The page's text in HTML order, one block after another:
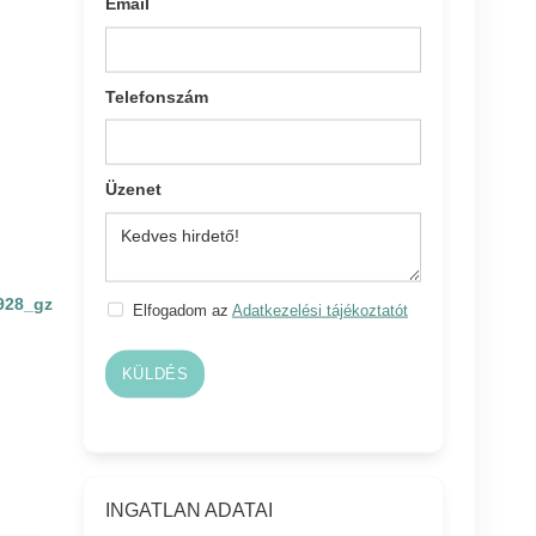
Telefonszám
Üzenet
Elfogadom az Adatkezelési tájékoztatót
KÜLDÉS
INGATLAN ADATAI